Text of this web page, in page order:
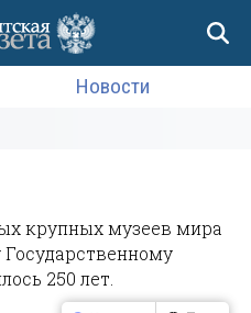
Новости
крупных музеев мира
250 лет.